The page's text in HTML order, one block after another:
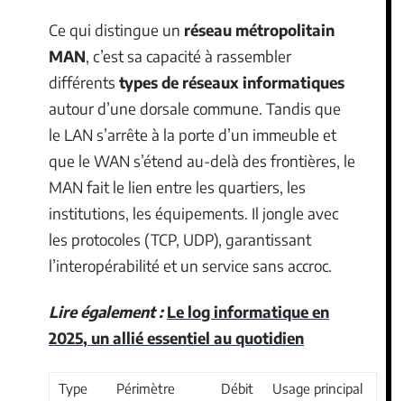
Ce qui distingue un réseau métropolitain
MAN, c’est sa capacité à rassembler
différents types de réseaux informatiques
autour d’une dorsale commune. Tandis que
le LAN s’arrête à la porte d’un immeuble et
que le WAN s’étend au-delà des frontières, le
MAN fait le lien entre les quartiers, les
institutions, les équipements. Il jongle avec
les protocoles (TCP, UDP), garantissant
l’interopérabilité et un service sans accroc.
Lire également : Le log informatique en
2025, un allié essentiel au quotidien
Type
Périmètre Débit Usage principal